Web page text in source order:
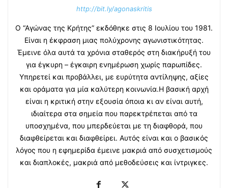
http://bit.ly/agonaskritis
Ο “Αγώνας της Κρήτης” εκδόθηκε στις 8 Ιουλίου του 1981.
Είναι η έκφραση μιας πολύχρονης αγωνιστικότητας.
Έμεινε όλα αυτά τα χρόνια σταθερός στη διακήρυξή του
για έγκυρη – έγκαιρη ενημέρωση χωρίς παρωπίδες.
Υπηρετεί και προβάλλει, με ευρύτητα αντίληψης, αξίες
και οράματα για μία καλύτερη κοινωνία.Η βασική αρχή
είναι η κριτική στην εξουσία όποια κι αν είναι αυτή,
ιδιαίτερα στα σημεία που παρεκτρέπεται από τα
υποσχημένα, που μπερδεύεται με τη διαφθορά, που
διαφθείρεται και διαφθείρει. Αυτός είναι και ο βασικός
λόγος που η εφημερίδα έμεινε μακριά από συσχετισμούς
και διαπλοκές, μακριά από μεθοδεύσεις και ίντριγκες.